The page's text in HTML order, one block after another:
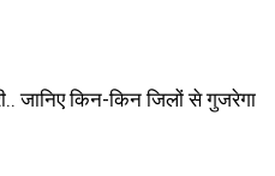
जानिए किन-किन जिलों से गुजरेगा